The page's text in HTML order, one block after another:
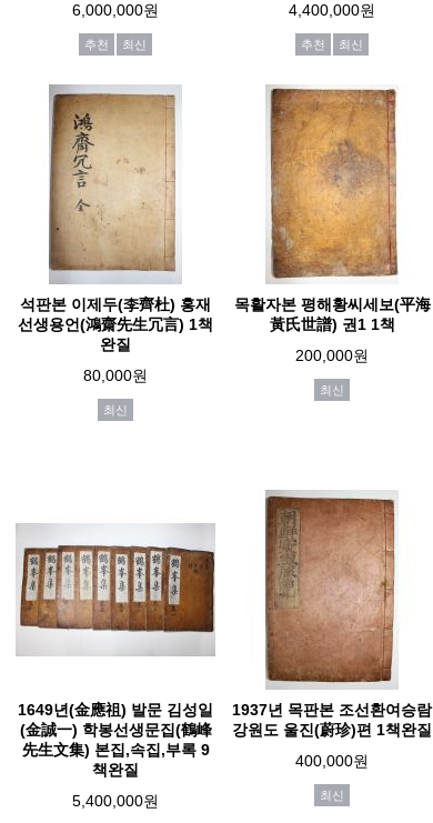
6,000,000원
추천 최신
4,400,000원
추천 최신
석판본 이제두(李齊杜) 홍재
선생용언(鴻齋先生冗言) 1책
완질
80,000원
최신
목활자본 평해황씨세보(平海
黃氏世譜) 권1 1책
200,000원
최신
1649년(金應祖) 발문 김성일
(金誠一) 학봉선생문집(鶴峰
先生文集) 본집,속집,부록 9
책완질
5,400,000원
1937년 목판본 조선환여승람
강원도 울진(蔚珍)편 1책완질
400,000원
최신